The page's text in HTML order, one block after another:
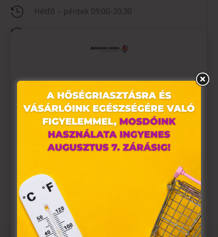
 Hétfő – péntek 09:00-20:30

KAPCSOLAT
Nincs megadva
Nincs megadva
Weboldalunkon „cookie"-kat (továbbiakban „süti")
alkalmazunk. Ezek olyan fájlok, melyek információt
tárolnak webes böngészőjében. Ehhez az Ön
hozzájárulása szükséges.
A „sütiket" az elektronikus hírközlésről szóló 2003. évi C.
törvény, az elektronikus kereskedelmi szolgáltatások, az
információs társadalommal összefüggő szolgáltatások
egyes kérdéseiről szóló 2001. évi CVIII. törvény, valamint
az Európai Unió előírásainak megfelelően használjuk.
Azon weblapoknak, melyek az Európai Unió országain
belül működnek, a „sütik" használatához, és ezeknek a
felhasználó számítógépén vagy egyéb eszközén történő
tárolásához a felhasználók hozzájárulását kell kérniük.